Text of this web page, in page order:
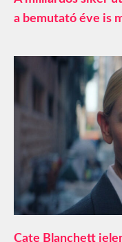
a bemutató éve is
Cate Blanchett